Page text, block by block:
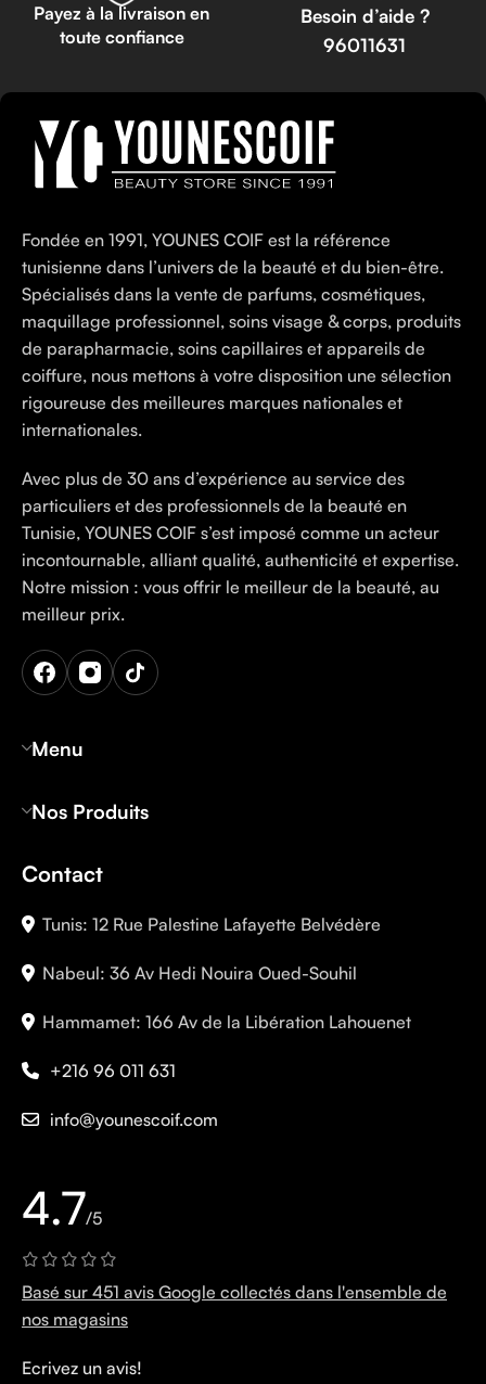
Payez à la livraison en
toute confiance
Besoin d’aide ?
96011631
Fondée en 1991, YOUNES COIF est la référence
tunisienne dans l’univers de la beauté et du bien-être.
Spécialisés dans la vente de parfums, cosmétiques,
maquillage professionnel, soins visage & corps, produits
de parapharmacie, soins capillaires et appareils de
coiffure, nous mettons à votre disposition une sélection
rigoureuse des meilleures marques nationales et
internationales.
Avec plus de 30 ans d’expérience au service des
particuliers et des professionnels de la beauté en
Tunisie, YOUNES COIF s’est imposé comme un acteur
incontournable, alliant qualité, authenticité et expertise.
Notre mission : vous offrir le meilleur de la beauté, au
meilleur prix.
Menu
Nos Produits
Contact
Tunis: 12 Rue Palestine Lafayette Belvédère
Nabeul: 36 Av Hedi Nouira Oued-Souhil
Hammamet: 166 Av de la Libération Lahouenet
+216 96 011 631
info@younescoif.com
4.7/5
Basé sur 451 avis Google collectés dans l'ensemble de
nos magasins
Ecrivez un avis!